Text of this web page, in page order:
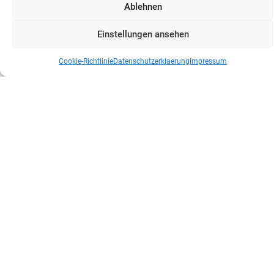
Ablehnen
Einstellungen ansehen
Cookie-RichtlinieDatenschutzerklaerung Impressum